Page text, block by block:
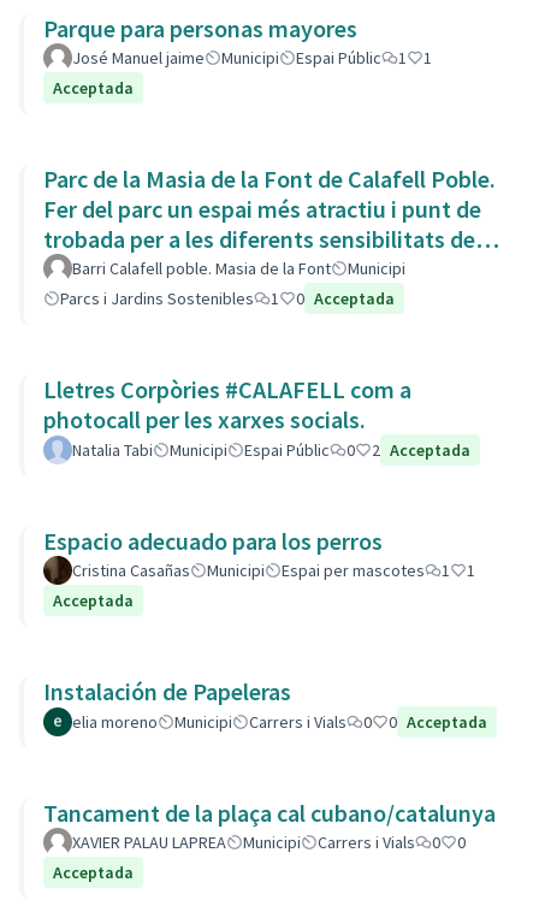
Parque para personas mayores
José Manuel jaime Municipi Espai Públic 1
1
Acceptada
Parc de la Masia de la Font de Calafell Poble.
Fer del parc un espai més atractiu i punt de
trobada per a les diferents sensibilitats del
barri.Barri Calafell poble. Masia de la Font
Municipi
Parcs i Jardins Sostenibles
1 0 Acceptada
Lletres Corpòries #CALAFELL com a
photocall per les xarxes socials.
Natalia Tabi Municipi Espai Públic 0 2 Acceptada
Espacio adecuado para los perros
Cristina Casañas Municipi Espai per mascotes 1
1
Acceptada
Instalación de Papeleras
elia moreno Municipi Carrers i Vials 0 0 Acceptada
Tancament de la plaça cal cubano/catalunya
XAVIER PALAU LAPREA Municipi Carrers i Vials 0
0
Acceptada